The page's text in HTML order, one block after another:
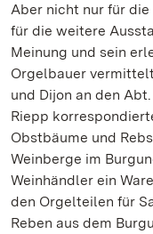
Aber nicht nur für
für die weitere
Meinung und sein
Orgelbauer
und Dijon an den
Riepp
Obstbäume und
Weinberge im
Weinhändler ein
den Orgelteilen für
Reben aus dem